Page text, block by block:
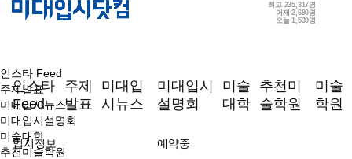
최고 235,317명
어제2,690명
오늘1,539명
인스타
Feed
입시정보
주제
발표
미대입
시뉴스
미대입시
설명회
예약중
미술
대학
추천미
술학원
미술
학원
인스타 Feed
주제발표
미대입시뉴스
미대입시설명회
미술대학
추천미술학원